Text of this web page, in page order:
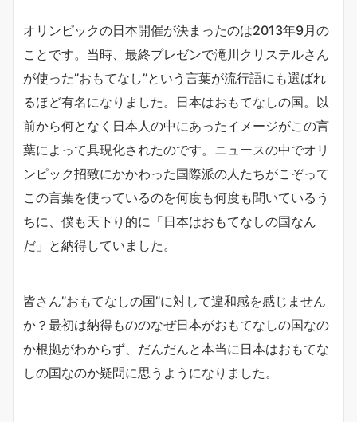
オリンピックの日本開催が決まったのは2013年9月の
ことです。当時、最終プレゼンで滝川クリステルさん
が使った”おもてなし”という言葉が流行語にも選ばれ
るほど有名になりました。日本はおもてなしの国。以
前から何となく日本人の中にあったイメージがこの言
葉によって具現化されたのです。ニュースの中でオリ
ンピック招致にかかわった国際派の人たちがこぞって
この言葉を使っているのを何度も何度も聞いているう
ちに、僕も天下り的に「日本はおもてなしの国なん
だ」と納得していました。
皆さん”おもてなしの国”に対して違和感を感じません
か？最初は納得もののなぜ日本がおもてなしの国なの
か根拠がわからず、だんだんと本当に日本はおもてな
しの国なのか疑問に思うようになりました。